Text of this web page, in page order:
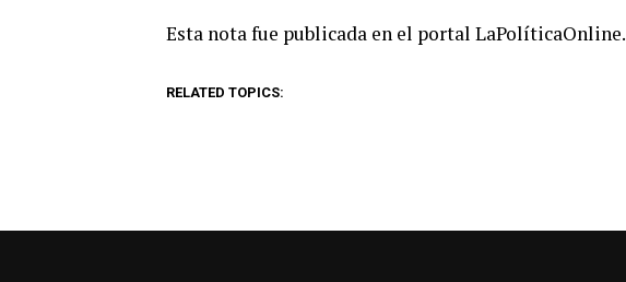
Esta nota fue publicada en el portal LaPolíticaOnline.
RELATED TOPICS: